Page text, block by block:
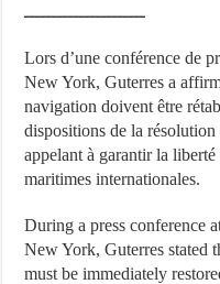
ــــــــــــــــــــــ
Lors d’une conférence de
New York, Guterres a
navigation doivent être
dispositions de la
appelant à garantir la
maritimes internationales.
During a press conference
New York, Guterres stated
must be immediately